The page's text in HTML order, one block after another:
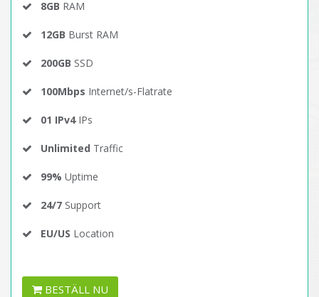
8GB RAM
12GB Burst RAM
200GB SSD
100Mbps Internet/s-Flatrate
01 IPv4IPs
Unlimited Traffic
99% Uptime
24/7 Support
EU/US Location
BESTÄLL NU